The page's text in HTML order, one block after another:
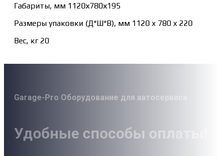
Габариты, мм 1120х780х195
Размеры упаковки (Д*Ш*В), мм 1120 x 780 x 220
Вес, кг 20
Garage-Pro Оборудование для автосервиса
Удобные способы оплаты!